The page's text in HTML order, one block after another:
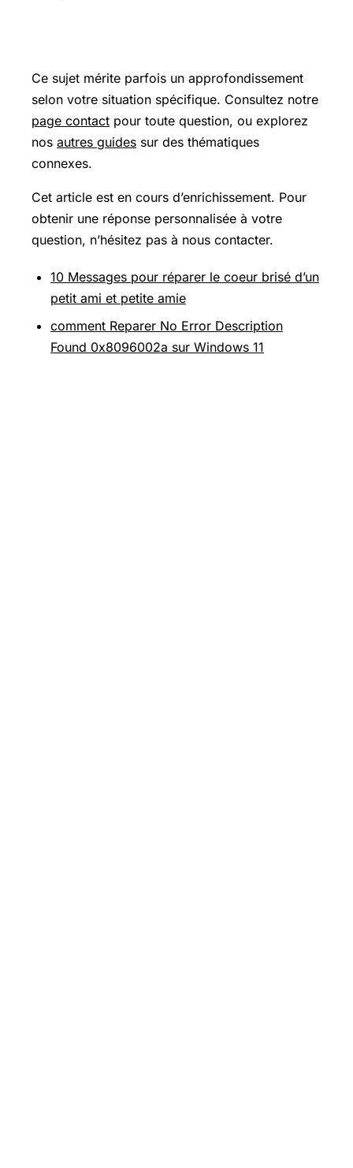
Ce sujet mérite parfois un approfondissement
selon votre situation spécifique. Consultez notre
page contact pour toute question, ou explorez
nos autres guides sur des thématiques
connexes.
Cet article est en cours d’enrichissement. Pour
obtenir une réponse personnalisée à votre
question, n’hésitez pas à nous contacter.
10 Messages pour réparer le coeur brisé d’un
petit ami et petite amie
comment Reparer No Error Description
Found 0x8096002a sur Windows 11